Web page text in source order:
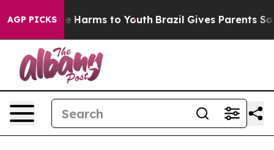
AGP PICKS
to Abate Harms to Youth Brazil Gives Parents